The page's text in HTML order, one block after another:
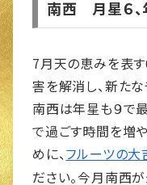
南西 月星６
7月天の恵みを表す
害を解消し、新たな
南西は年星も９で
で過ごす時間を増
めに、フルーツの大
ださい。今月南西